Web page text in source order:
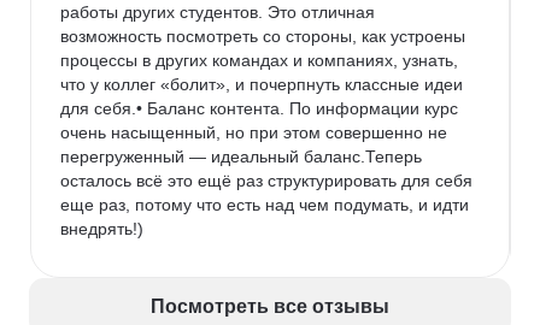
работы других студентов. Это отличная
возможность посмотреть со стороны, как устроены
процессы в других командах и компаниях, узнать,
что у коллег «болит», и почерпнуть классные идеи
для себя.• Баланс контента. По информации курс
очень насыщенный, но при этом совершенно не
перегруженный — идеальный баланс.Теперь
осталось всё это ещё раз структурировать для себя
еще раз, потому что есть над чем подумать, и идти
внедрять!)
Посмотреть все отзывы